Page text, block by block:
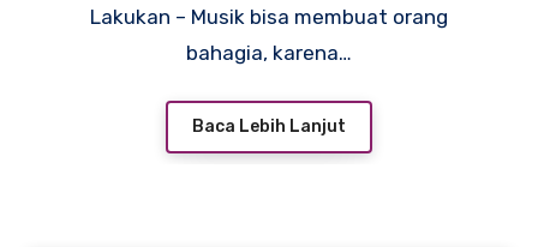
Lakukan – Musik bisa membuat orang
bahagia, karena…
Baca Lebih Lanjut